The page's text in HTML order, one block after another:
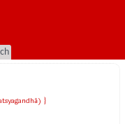
}